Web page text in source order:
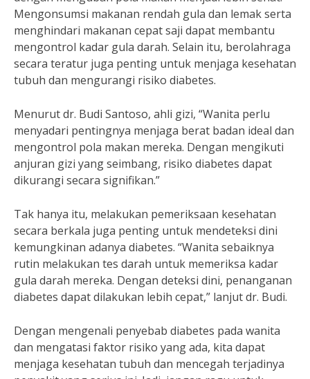
Mengonsumsi makanan rendah gula dan lemak serta
menghindari makanan cepat saji dapat membantu
mengontrol kadar gula darah. Selain itu, berolahraga
secara teratur juga penting untuk menjaga kesehatan
tubuh dan mengurangi risiko diabetes.
Menurut dr. Budi Santoso, ahli gizi, “Wanita perlu
menyadari pentingnya menjaga berat badan ideal dan
mengontrol pola makan mereka. Dengan mengikuti
anjuran gizi yang seimbang, risiko diabetes dapat
dikurangi secara signifikan.”
Tak hanya itu, melakukan pemeriksaan kesehatan
secara berkala juga penting untuk mendeteksi dini
kemungkinan adanya diabetes. “Wanita sebaiknya
rutin melakukan tes darah untuk memeriksa kadar
gula darah mereka. Dengan deteksi dini, penanganan
diabetes dapat dilakukan lebih cepat,” lanjut dr. Budi.
Dengan mengenali penyebab diabetes pada wanita
dan mengatasi faktor risiko yang ada, kita dapat
menjaga kesehatan tubuh dan mencegah terjadinya